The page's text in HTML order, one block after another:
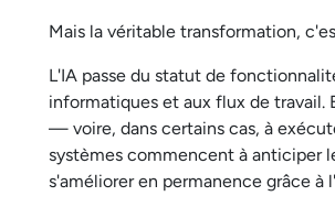
Mais la véritable transformation,
L'IA passe du statut de
informatiques et aux flux de travail.
— voire, dans certains cas, à
systèmes commencent à anticiper
s'améliorer en permanence grâce à